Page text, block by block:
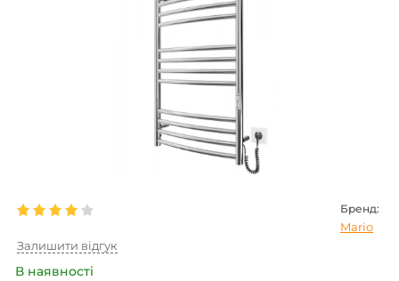
Бренд:
Mario
Залишити відгук
В наявності